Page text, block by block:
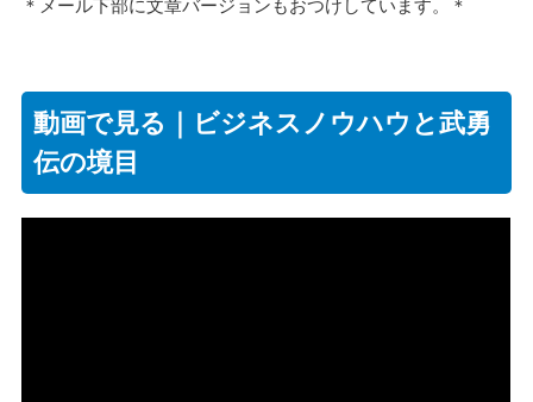
＊メール下部に文章バージョンもおつけしています。＊
動画で見る｜ビジネスノウハウと武勇
伝の境目